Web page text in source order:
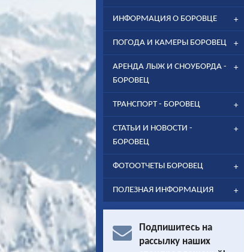
ИНФОРМАЦИЯ О БОРОВЦЕ
ПОГОДА И КАМЕРЫ БОРОВЕЦ
АРЕНДА ЛЫЖ И СНОУБОРДА -
БОРОВЕЦ
ТРАНСПОРТ - БОРОВЕЦ
СТАТЬИ И НОВОСТИ -
БОРОВЕЦ
ФОТООТЧЕТЫ БОРОВЕЦ
ПОЛЕЗНАЯ ИНФОРМАЦИЯ
Подпишитесь на
рассылку наших